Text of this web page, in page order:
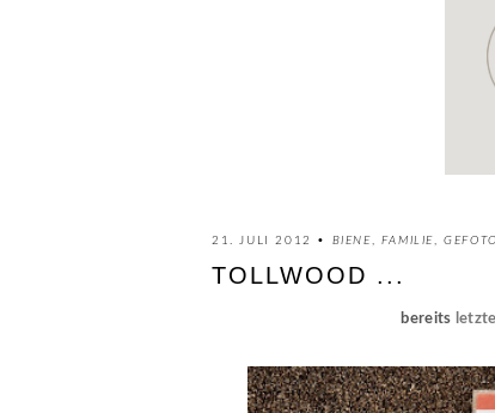
21. JULI 2012 • BIENE, FAMILIE,
TOLLWOOD ...
bereits